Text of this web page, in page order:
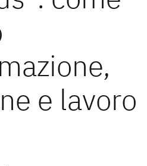
e lavoro